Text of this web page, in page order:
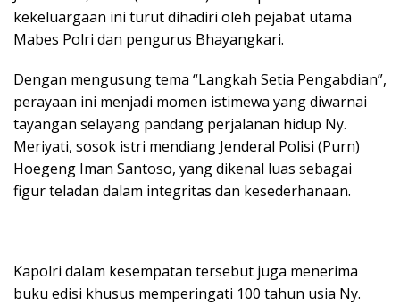
kekeluargaan ini turut dihadiri oleh pejabat utama
Mabes Polri dan pengurus Bhayangkari.
Dengan mengusung tema “Langkah Setia Pengabdian”,
perayaan ini menjadi momen istimewa yang diwarnai
tayangan selayang pandang perjalanan hidup Ny.
Meriyati, sosok istri mendiang Jenderal Polisi (Purn)
Hoegeng Iman Santoso, yang dikenal luas sebagai
figur teladan dalam integritas dan kesederhanaan.
Kapolri dalam kesempatan tersebut juga menerima
buku edisi khusus memperingati 100 tahun usia Ny.